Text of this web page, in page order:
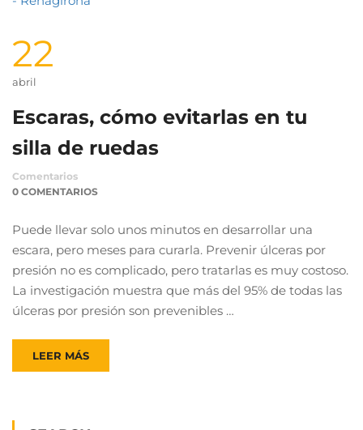
22
abril
Escaras, cómo evitarlas en tu
silla de ruedas
Comentarios
0 COMENTARIOS
Puede llevar solo unos minutos en desarrollar una
escara, pero meses para curarla. Prevenir úlceras por
presión no es complicado, pero tratarlas es muy costoso.
La investigación muestra que más del 95% de todas las
úlceras por presión son prevenibles …
LEER MÁS